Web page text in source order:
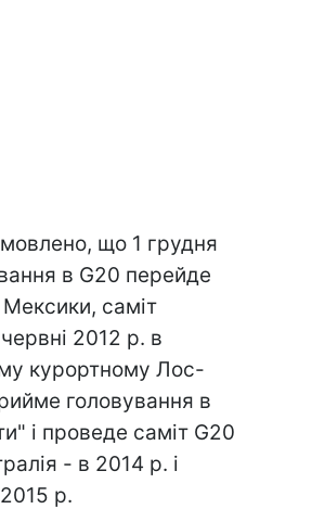
що 1 грудня
в G20 перейде
Мексики, саміт
2012 р. в
курортному Лос-
головування в
і проведе саміт G20
- в 2014 р. і
р.